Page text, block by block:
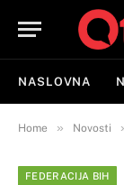
NASLOVNA
Home » Novosti
FEDERACIJA BIH